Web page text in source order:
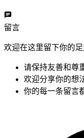
留言
欢迎在这里留下你的
请保持友善和尊
欢迎分享你的想
你的每一条留言